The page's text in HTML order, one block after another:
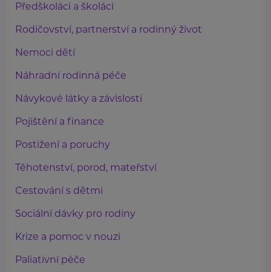
Předškoláci a školáci
Rodičovství, partnerství a rodinný život
Nemoci dětí
Náhradní rodinná péče
Návykové látky a závislosti
Pojištění a finance
Postižení a poruchy
Těhotenství, porod, mateřství
Cestování s dětmi
Sociální dávky pro rodiny
Krize a pomoc v nouzi
Paliativní péče